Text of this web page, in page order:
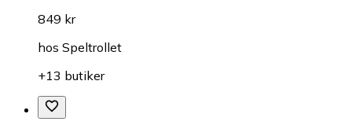
849 kr
hos Speltrollet
+13 butiker